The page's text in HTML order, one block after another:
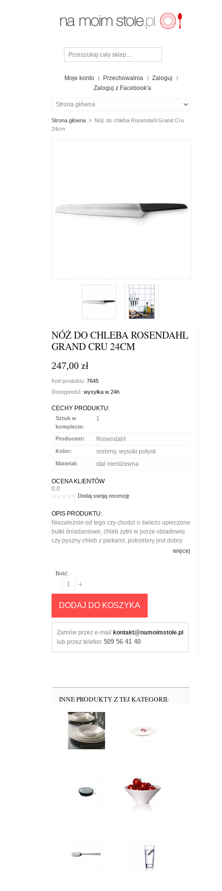
Moje konto Przechowalnia
Zaloguj
Zaloguj z Facebook'a
Strona główna » Nóż do chleba Rosendahl Grand Cru
24cm
NÓŻ DO CHLEBA ROSENDAHL
GRAND CRU 24CM
247,00 zł
Kod produktu:7645
Dostępność:wysyłka w 24h
CECHY PRODUKTU:
Sztuk w
komplecie:
1
Producent: Rosendahl
Kolor: srebrny, wysoki połysk
Materiał: stal nierdzewna
OCENA KLIENTÓW
0.0
Dodaj swoją recenzję
OPIS PRODUKTU:
Niezależnie od tego czy chodzi o świeżo upieczone
bułki śniadaniowe, chleb żytni w porze obiadowej
czy pyszny chleb z piekarni, potrzebny jest dobry
jest
posiada gumową powłokę ze wzorem po bokach,
który zapewnia dobry chwyt i antypoślizgowość.
Nóż jest częścią kolekcjiGrand Cru
więcej
Ilość:
DODAJ DO KOSZYKA
Zamów przez e-mail
kontakt@namoimstole.pl
lub przez telefon 509 56 41 40
INNE PRODUKTY Z TEJ KATEGORII: